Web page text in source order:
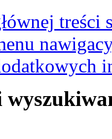
treści